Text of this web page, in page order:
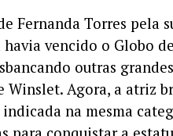
Fernanda Torres pela
vencido o Globo
outras
Winslet. Agora, a atriz
na mesma